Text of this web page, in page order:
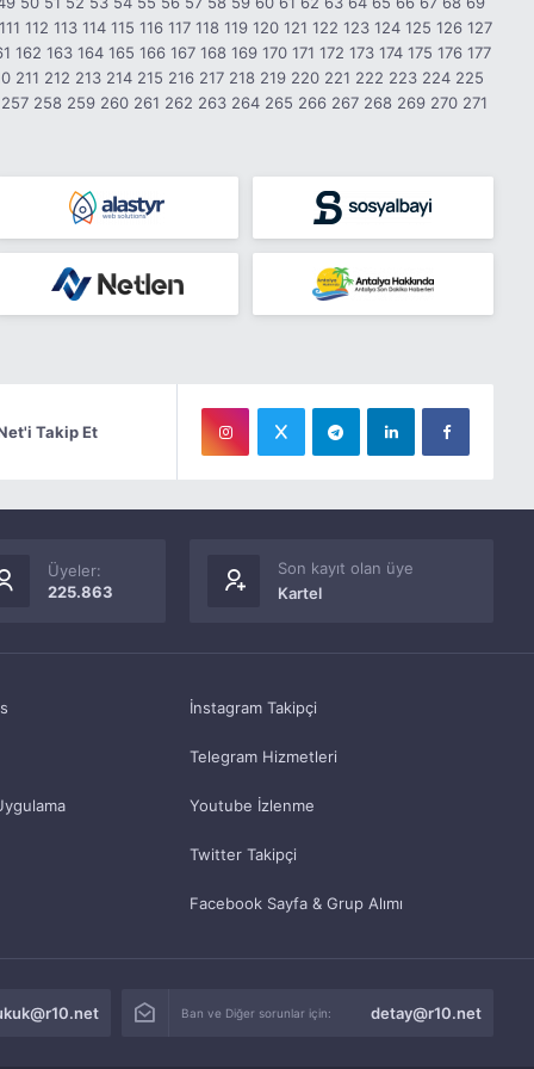
111 112 113 114 115 116 117 118 119 120 121 122 123 124 125 126 127
162 163 164 165 166 167 168 169 170 171 172 173 174 175 176 177
211 212 213 214 215 216 217 218 219 220 221 222 223 224 225
257 258 259 260 261 262 263 264 265 266 267 268 269 270 271
Takip Et
Üyeler:
225.863
Son kayıt olan üye
Kartel
İnstagram Takipçi
Telegram Hizmetleri
Youtube İzlenme
Twitter Takipçi
Facebook Sayfa & Grup Alımı
Ban ve Diğer sorunlar için: detay@r10.net